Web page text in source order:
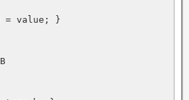
= value; }